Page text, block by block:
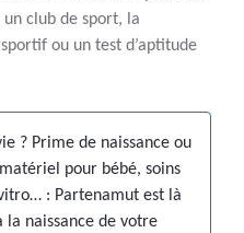
club de sport, la
ou un test d’aptitude
? Prime de naissance ou
pour bébé, soins
: Partenamut est là
la naissance de votre